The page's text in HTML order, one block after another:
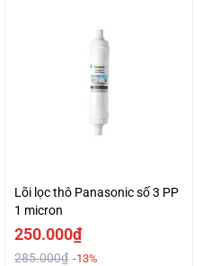
Lõi lọc thô Panasonic số 3 PP
1 micron
250.000₫
285.000₫ -13%